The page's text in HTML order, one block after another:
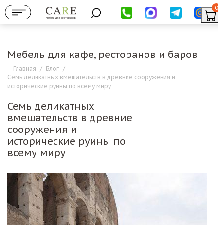
Мебель для ресторанов
0
Мебель для кафе, ресторанов и баров
Главная / Блог /
Семь деликатных вмешательств в древние сооружения и
исторические руины по всему миру
Семь деликатных
вмешательств в древние
сооружения и
исторические руины по
всему миру